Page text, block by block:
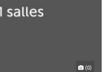
(0)